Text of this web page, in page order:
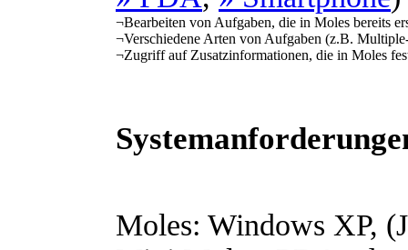
¬Bearbeiten von Aufgaben, die in Moles bereits
¬Verschiedene Arten von Aufgaben (z.B.
¬Zugriff auf Zusatzinformationen, die in Moles
Moles: Windows XP,